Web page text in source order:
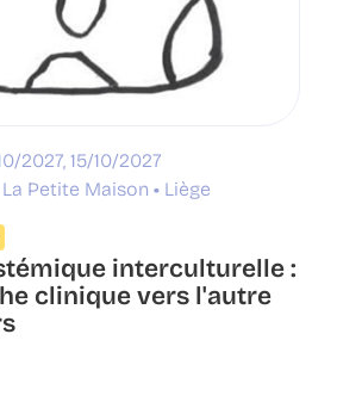
2027, 15/10/2027
Petite Maison
Liège
interculturelle :
clinique vers l'autre